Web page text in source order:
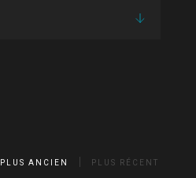
PLUS ANCIEN PLUS RÉCENT